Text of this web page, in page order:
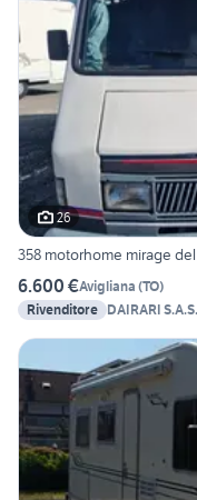
26
358 motorhome mirage
6.600 €Avigliana (TO)
Rivenditore DAIRARI